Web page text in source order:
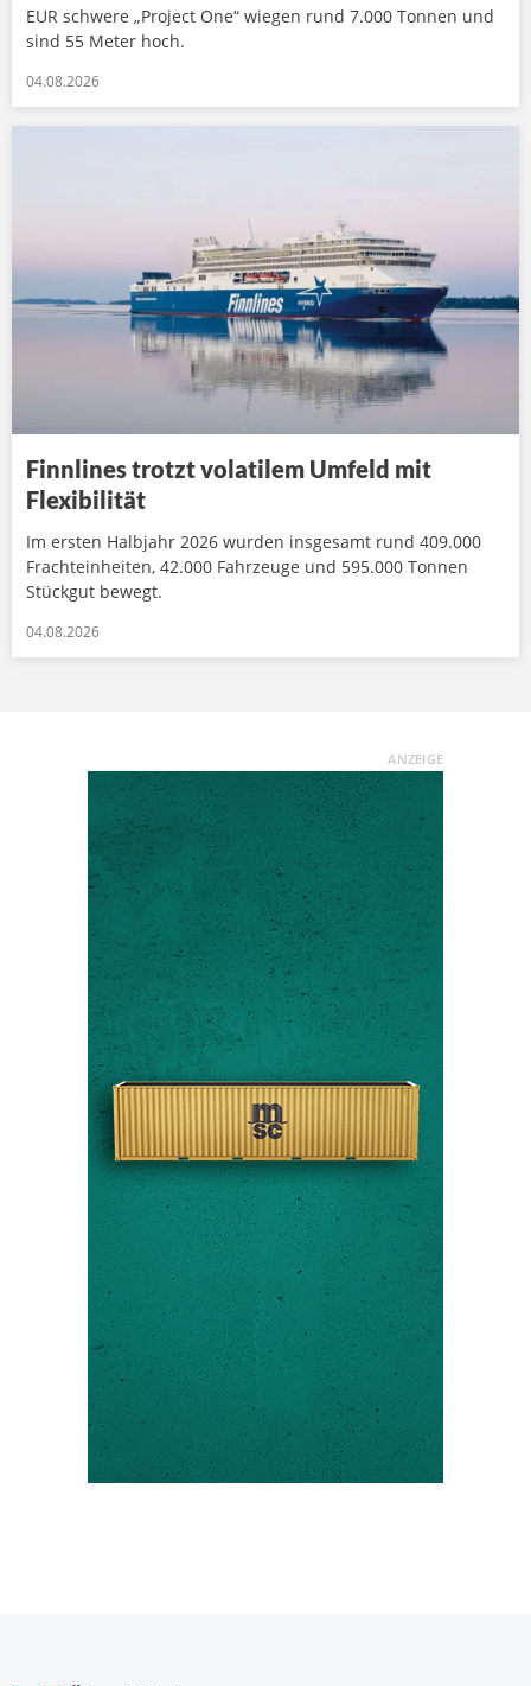
EUR schwere „Project One“ wiegen rund 7.000 Tonnen und
sind 55 Meter hoch.
04.08.2026
Finnlines trotzt volatilem Umfeld mit
Flexibilität
Im ersten Halbjahr 2026 wurden insgesamt rund 409.000
Frachteinheiten, 42.000 Fahrzeuge und 595.000 Tonnen
Stückgut bewegt.
04.08.2026
ANZEIGE